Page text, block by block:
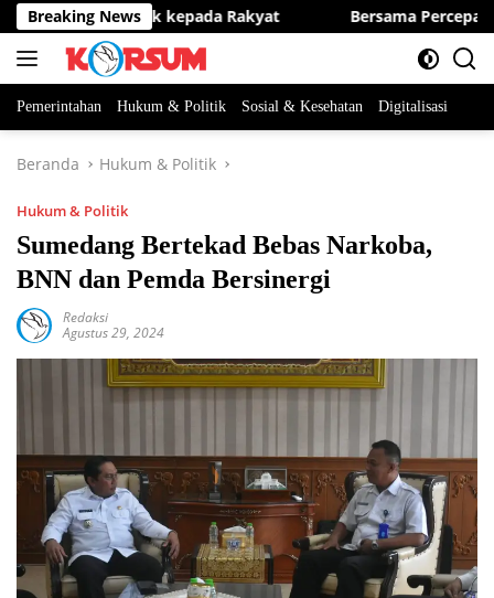
Langsung
ke
konten
Breaking News
Benar Berpihak kepada Rakyat Bersama Percepat
Pemerintahan Hukum & Politik Sosial & Kesehatan Digitalisasi
Beranda Hukum & Politik
Hukum & Politik
Sumedang Bertekad Bebas Narkoba,
BNN dan Pemda Bersinergi
Redaksi
Agustus 29, 2024